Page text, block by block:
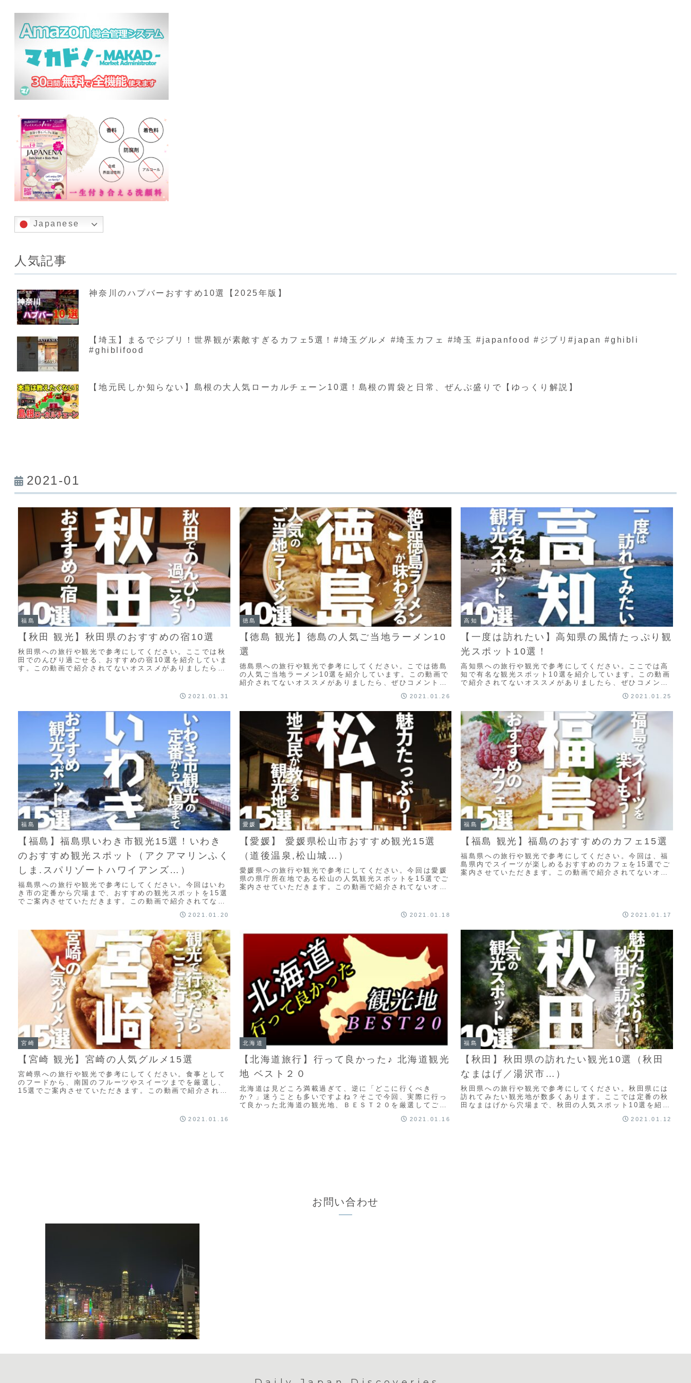
Japanese
人気記事
神奈川のハプバーおすすめ10選【2025年版】
【埼玉】まるでジブリ！世界観が素敵すぎるカフェ5選！#埼玉グルメ #埼玉カフェ #埼玉 #japanfood #ジブリ#japan #ghibli
#ghiblifood
【地元民しか知らない】島根の大人気ローカルチェーン10選！島根の胃袋と日常、ぜんぶ盛りで【ゆっくり解説】
2021-01
福島
【秋田 観光】秋田県のおすすめの宿10選
秋田県への旅行や観光で参考にしてください。ここでは秋
田でのんびり過ごせる、おすすめの宿10選を紹介していま
す。この動画で紹介されてないオススメがありましたら、
2021.01.31
徳島
【徳島 観光】徳島の人気ご当地ラーメン10
選
徳島県への旅行や観光で参考にしてください。こでは徳島
の人気ご当地ラーメン10選を紹介しています。この動画で
紹介されてないオススメがありましたら、ぜひコメント欄
2021.01.26
高知
【一度は訪れたい】高知県の風情たっぷり観
光スポット10選！
高知県への旅行や観光で参考にしてください。ここでは高
知で有名な観光スポット10選を紹介しています。この動画
で紹介されてないオススメがありましたら、ぜひコメント
2021.01.25
福島
【福島】福島県いわき市観光15選！いわき
のおすすめ観光スポット（アクアマリンふく
しま.スパリゾートハワイアンズ…）
福島県への旅行や観光で参考にしてください。今回はいわ
き市の定番から穴場まで、おすすめの観光スポットを15選
でご案内させていただきます。この動画で紹介されてない
2021.01.20
愛媛
【愛媛】 愛媛県松山市おすすめ観光15選
（道後温泉,松山城…）
愛媛県への旅行や観光で参考にしてください。今回は愛媛
県の県庁所在地である松山の人気観光スポットを15選でご
案内させていただきます。この動画で紹介されてないオス
2021.01.18
福島
【福島 観光】福島のおすすめのカフェ15選
福島県への旅行や観光で参考にしてください。今回は、福
島県内でスイーツが楽しめるおすすめのカフェを15選でご
案内させていただきます。この動画で紹介されてないオス
2021.01.17
宮崎
【宮崎 観光】宮崎の人気グルメ15選
宮崎県への旅行や観光で参考にしてください。食事として
のフードから、南国のフルーツやスイーツまでを厳選し、
15選でご案内させていただきます。この動画で紹介されて
2021.01.16
北海道
【北海道旅行】行って良かった♪ 北海道観光
地 ベスト２０
北海道は見どころ満載過ぎて、逆に「どこに行くべき
か？」迷うことも多いですよね？そこで今回、実際に行っ
て良かった北海道の観光地、ＢＥＳＴ２０を厳選してご紹
2021.01.16
福島
【秋田】秋田県の訪れたい観光10選（秋田
なまはげ／湯沢市…）
秋田県への旅行や観光で参考にしてください。秋田県には
訪れてみたい観光地が数多くあります。ここでは定番の秋
田なまはげから穴場まで、秋田の人気スポット10選を紹介
2021.01.12
お問い合わせ